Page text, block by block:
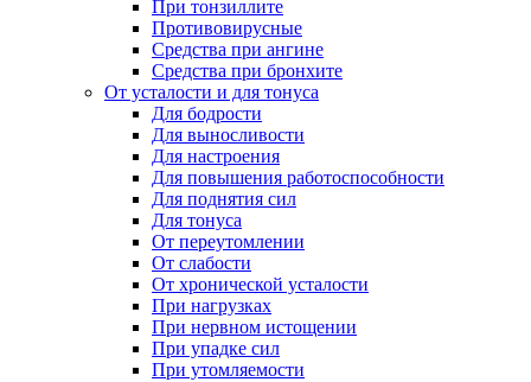
При тонзиллите
Противовирусные
Средства при ангине
Средства при бронхите
От усталости и для тонуса
Для бодрости
Для выносливости
Для настроения
Для повышения работоспособности
Для поднятия сил
Для тонуса
От переутомлении
От слабости
От хронической усталости
При нагрузках
При нервном истощении
При упадке сил
При утомляемости